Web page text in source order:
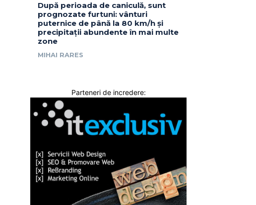
După perioada de caniculă, sunt
prognozate furtuni: vânturi
puternice de până la 80 km/h și
precipitații abundente în mai multe
zone
MIHAI RARES
Parteneri de incredere: